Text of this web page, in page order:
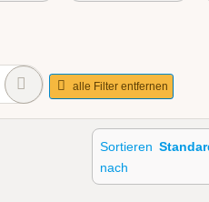
alle Filter entfernen
Sortieren
nach